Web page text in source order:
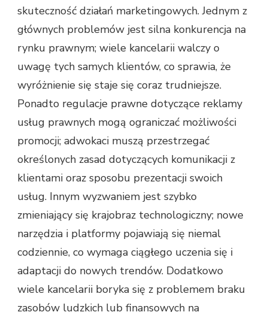
skuteczność działań marketingowych. Jednym z
głównych problemów jest silna konkurencja na
rynku prawnym; wiele kancelarii walczy o
uwagę tych samych klientów, co sprawia, że
wyróżnienie się staje się coraz trudniejsze.
Ponadto regulacje prawne dotyczące reklamy
usług prawnych mogą ograniczać możliwości
promocji; adwokaci muszą przestrzegać
określonych zasad dotyczących komunikacji z
klientami oraz sposobu prezentacji swoich
usług. Innym wyzwaniem jest szybko
zmieniający się krajobraz technologiczny; nowe
narzędzia i platformy pojawiają się niemal
codziennie, co wymaga ciągłego uczenia się i
adaptacji do nowych trendów. Dodatkowo
wiele kancelarii boryka się z problemem braku
zasobów ludzkich lub finansowych na